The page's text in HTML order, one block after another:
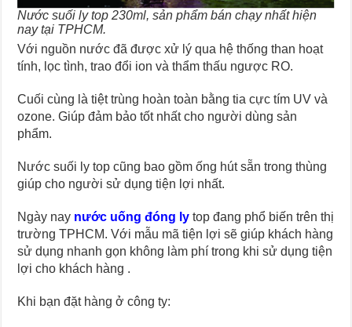
Nước suối ly top 230ml, sản phẩm bán chạy nhất hiện
nay tại TPHCM.
Với nguồn nước đã được xử lý qua hệ thống than hoạt
tính, lọc tình, trao đổi ion và thẩm thấu ngược RO.
Cuối cùng là tiệt trùng hoàn toàn bằng tia cực tím UV và
ozone. Giúp đảm bảo tốt nhất cho người dùng sản
phẩm.
Nước suối ly top cũng bao gồm ống hút sẵn trong thùng
giúp cho người sử dụng tiện lợi nhất.
Ngày nay nước uống đóng ly top đang phổ biến trên thị
trường TPHCM. Với mẫu mã tiện lợi sẽ giúp khách hàng
sử dụng nhanh gọn không làm phí trong khi sử dụng tiện
lợi cho khách hàng .
Khi bạn đặt hàng ở công ty: